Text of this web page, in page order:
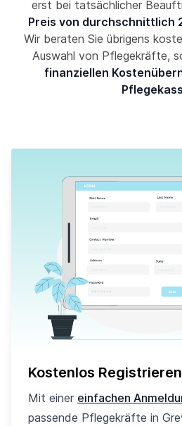
erst bei tatsächlicher
Preis von durchschnittlich
Wir beraten Sie übrigens
Auswahl von Pflegekräfte,
finanziellen
Kostenlos Registrieren
Mit einer einfachen
passende Pflegekräfte in